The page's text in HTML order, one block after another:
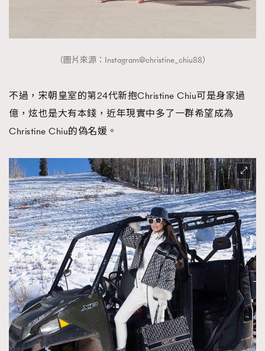
（圖片來源：Instagram@christine_chiu88）
不過，宋朝皇室的第24代新抱Christine Chiu可是身家過
億，炫也是大有本錢，近年現實中多了一群希望成為
Christine Chiu的偽名媛。